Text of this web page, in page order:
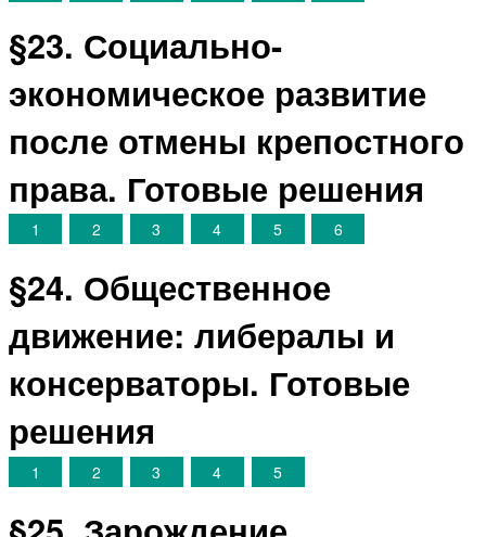
§23. Социально-
экономическое развитие
после отмены крепостного
права. Готовые решения
1 2 3 4 5 6
§24. Общественное
движение: либералы и
консерваторы. Готовые
решения
1 2 3 4 5